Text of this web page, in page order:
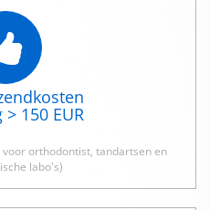
150 EUR
orthodontist, tandartsen en
labo's)